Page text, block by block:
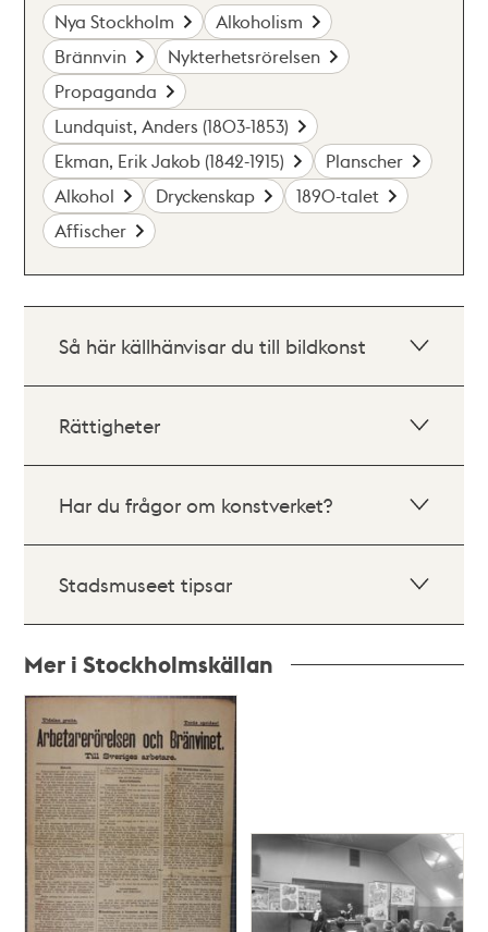
Nya Stockholm
Alkoholism
Brännvin
Nykterhetsrörelsen
Propaganda
Lundquist, Anders (1803-1853)
Ekman, Erik Jakob (1842-1915)
Planscher
Alkohol
Dryckenskap
1890-talet
Affischer
Så här källhänvisar du till bildkonst
Rättigheter
Har du frågor om konstverket?
Stadsmuseet tipsar
Mer i Stockholmskällan
Relaterade
poster
och
teman